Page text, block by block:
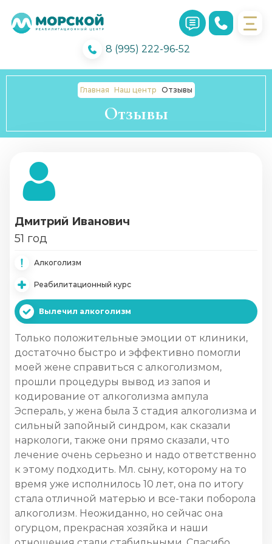
8 (995) 222-96-52
Главная Наш центр Отзывы
Отзывы
Дмитрий Иванович
51 год
Алкоголизм
Реабилитационный курс
Вылечил алкоголизм
Только положительные эмоции от клиники,
достаточно быстро и эффективно помогли
моей жене справиться с алкоголизмом,
прошли процедуры вывод из запоя и
кодирование от алкоголизма ампула
Эспераль, у жена была 3 стадия алкоголизма и
сильный запойный синдром, как сказали
наркологи, также они прямо сказали, что
лечение очень серьезно и надо ответственно
к этому подходить. Мл. сыну, которому на то
время уже исполнилось 10 лет, она по итогу
стала отличной матерью и все-таки поборола
алкоголизм. Неожиданно, но сейчас она
огурцом, прекрасная хозяйка и наши